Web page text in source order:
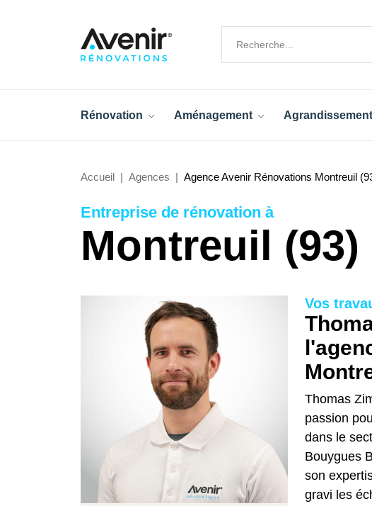
Rénovation Aménagement Agrandissement
Accueil Agences Agence Avenir Rénovations Montreuil
Entreprise de rénovation à
Montreuil (93)
Vos
Thomas
passion
dans le
Bouygues
son
gravi les